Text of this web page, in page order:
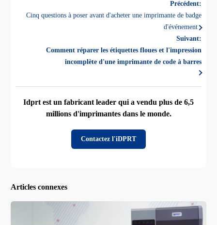
Précédent:
Cinq questions à poser avant d'acheter une imprimante de badge
d'événement
Suivant:
Comment réparer les étiquettes floues et l'impression
incomplète d'une imprimante de code à barres
Idprt est un fabricant leader qui a vendu plus de 6,5
millions d'imprimantes dans le monde.
Contactez l'iDPRT
Articles connexes